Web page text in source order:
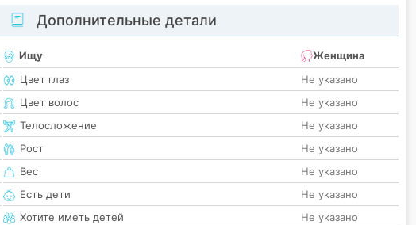
Дополнительные детали
Ищу
Женщина
Цвет глаз
Не указано
Цвет волос
Не указано
Телосложение
Не указано
Рост
Не указано
Вес
Не указано
Есть дети
Не указано
Хотите иметь детей
Не указано